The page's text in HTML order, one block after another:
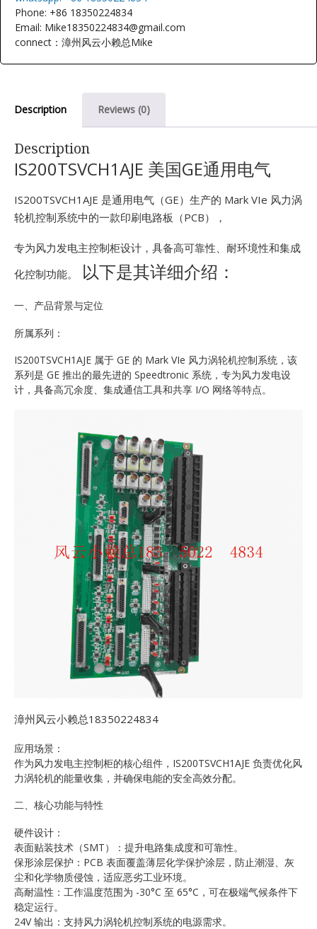
Phone: +86 18350224834
Email: Mike18350224834@gmail.com
connect：漳州风云小赖总Mike
Description Reviews (0)
Description
IS200TSVCH1AJE 美国GE通用电气
IS200TSVCH1AJE 是通用电气（GE）生产的 Mark VIe 风力涡
轮机控制系统中的一款印刷电路板（PCB），
专为风力发电主控制柜设计，具备高可靠性、耐环境性和集成
化控制功能。
以下是其详细介绍：
一、产品背景与定位
所属系列：
IS200TSVCH1AJE 属于 GE 的 Mark VIe 风力涡轮机控制系统，该
系列是 GE 推出的最先进的 Speedtronic 系统，专为风力发电设
计，具备高冗余度、集成通信工具和共享 I/O 网络等特点。
漳州风云小赖总18350224834
应用场景：
作为风力发电主控制柜的核心组件，IS200TSVCH1AJE 负责优化风
力涡轮机的能量收集，并确保电能的安全高效分配。
二、核心功能与特性
硬件设计：
表面贴装技术（SMT）：提升电路集成度和可靠性。
保形涂层保护：PCB 表面覆盖薄层化学保护涂层，防止潮湿、灰
尘和化学物质侵蚀，适应恶劣工业环境。
高耐温性：工作温度范围为 -30°C 至 65°C，可在极端气候条件下
稳定运行。
24V 输出：支持风力涡轮机控制系统的电源需求。